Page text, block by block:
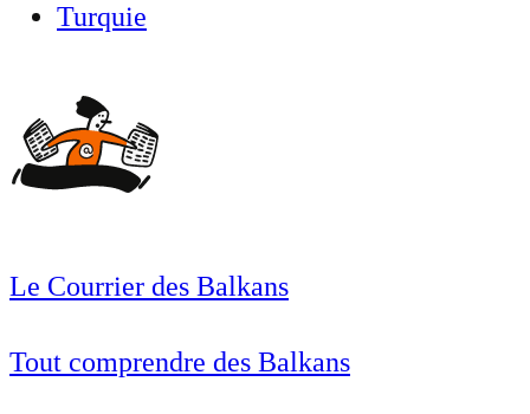
Turquie
Le Courrier des Balkans
Tout comprendre des Balkans